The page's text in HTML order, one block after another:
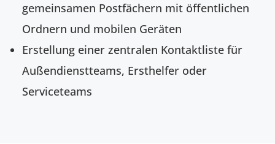
gemeinsamen Postfächern mit öffentlichen
Ordnern und mobilen Geräten
Erstellung einer zentralen Kontaktliste für
Außendienstteams, Ersthelfer oder
Serviceteams